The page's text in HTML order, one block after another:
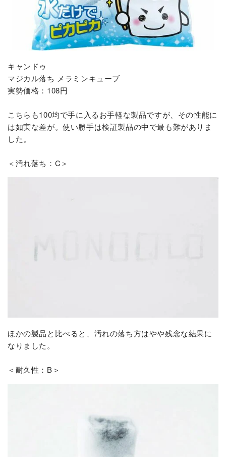
キャンドゥ
マジカル落ち メラミンキューブ
実勢価格：108円
こちらも100均で手に入るお手軽な製品ですが、その性能に
は如実な差が。使い勝手は検証製品の中で最も難がありま
した。
＜汚れ落ち：C＞
ほかの製品と比べると、汚れの落ち方はやや残念な結果に
なりました。
＜耐久性：B＞